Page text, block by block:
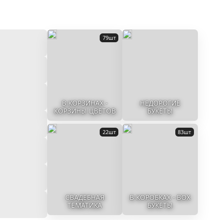
79шт
В КОРЗИНАХ -
КОРЗИНЫ ЦВЕТОВ
НЕДОРОГИЕ
БУКЕТЫ
22шт
СВАДЕБНАЯ
ТЕМАТИКА
83шт
В КОРОБКАХ - BOX
БУКЕТЫ